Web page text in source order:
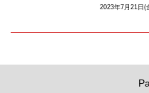
2023年7月21日(